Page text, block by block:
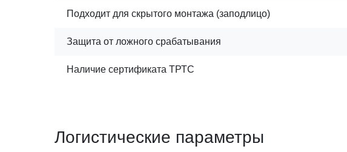
Подходит для скрытого монтажа (заподлицо)
Защита от ложного срабатывания
Наличие сертификата ТРТС
Логистические параметры